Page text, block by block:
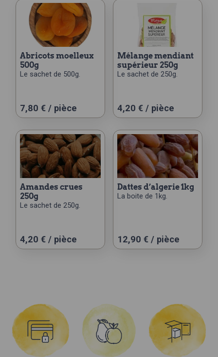
abricots moelleux
500g
Le sachet de 500g.
7,80 € / pièce
mélange mendiant
supérieur 250g
Le sachet de 250g.
4,20 € / pièce
amandes crues
250g
Le sachet de 250g.
4,20 € / pièce
dattes d’algerie 1kg
La boite de 1kg.
12,90 € / pièce